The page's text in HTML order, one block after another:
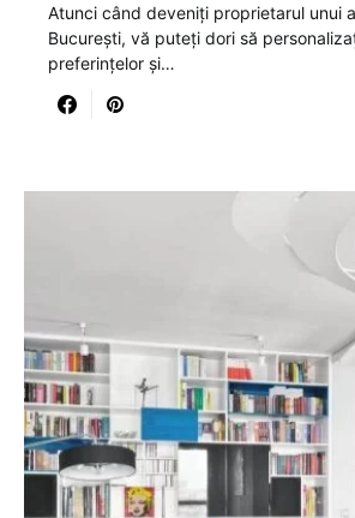
Atunci când deveniți proprietarul unui
București, vă puteți dori să
preferințelor și…